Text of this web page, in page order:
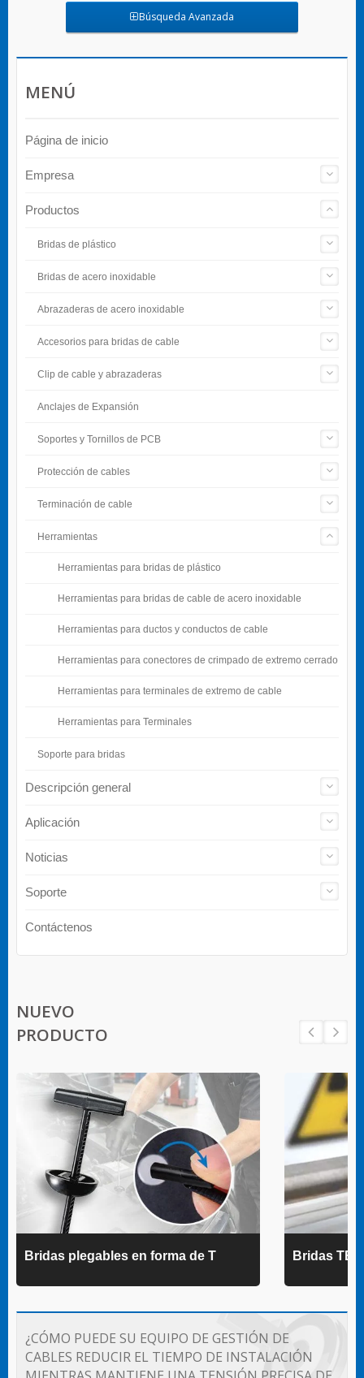
Búsqueda Avanzada
MENÚ
Página de inicio
Empresa
Productos
Bridas de plástico
Bridas de acero inoxidable
Abrazaderas de acero inoxidable
Accesorios para bridas de cable
Clip de cable y abrazaderas
Anclajes de Expansión
Soportes y Tornillos de PCB
Protección de cables
Terminación de cable
Herramientas
Herramientas para bridas de plástico
Herramientas para bridas de cable de acero inoxidable
Herramientas para ductos y conductos de cable
Herramientas para conectores de crimpado de extremo cerrado
Herramientas para terminales de extremo de cable
Herramientas para Terminales
Soporte para bridas
Descripción general
Aplicación
Noticias
Soporte
Contáctenos
NUEVO
PRODUCTO
Bridas plegables en forma de T Bridas
¿CÓMO PUEDE SU EQUIPO DE GESTIÓN DE
CABLES REDUCIR EL TIEMPO DE INSTALACIÓN